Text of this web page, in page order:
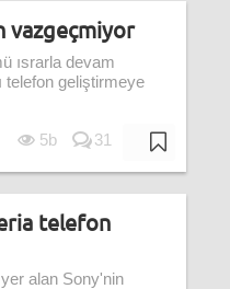
vazgeçmiyor
ısrarla devam
telefon geliştirmeye
5b 31
telefon
alan Sony'nin